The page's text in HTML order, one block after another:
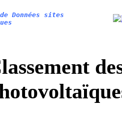
Données sites